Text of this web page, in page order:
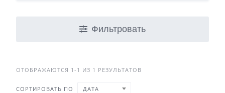
Фильтровать
ОТОБРАЖАЮТСЯ 1-1 ИЗ 1 РЕЗУЛЬТАТОВ
СОРТИРОВАТЬ ПО ДАТА